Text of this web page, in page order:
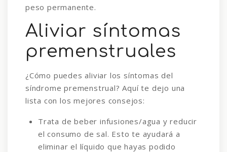
peso permanente.
Aliviar síntomas
premenstruales
¿Cómo puedes aliviar los síntomas del
síndrome premenstrual? Aquí te dejo una
lista con los mejores consejos:
Trata de beber infusiones/agua y reducir
el consumo de sal. Esto te ayudará a
eliminar el líquido que hayas podido